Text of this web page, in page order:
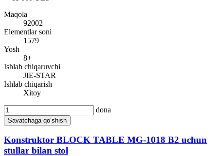
Maqola
92002
Elementlar soni
1579
Yosh
8+
Ishlab chiqaruvchi
JIE-STAR
Ishlab chiqarish
Xitoy
dona
Savatchaga qo‘shish
Konstruktor BLOCK TABLE MG-1018 B2 uchun
stullar bilan stol